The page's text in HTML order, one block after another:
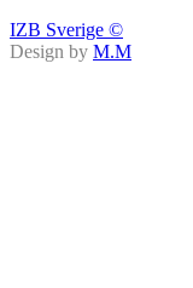
IZB Sverige ©
Design by M.M